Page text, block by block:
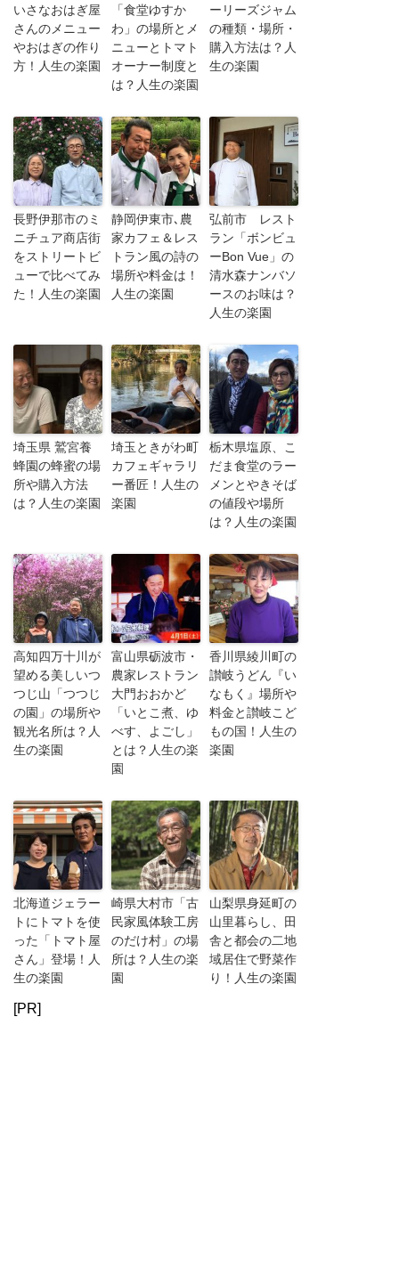
いさなおはぎ屋
さんのメニュー
やおはぎの作り
方！人生の楽園
「食堂ゆすか
わ」の場所とメ
ニューとトマト
オーナー制度と
は？人生の楽園
ーリーズジャム
の種類・場所・
購入方法は？人
生の楽園
長野伊那市のミ
ニチュア商店街
をストリートビ
ューで比べてみ
た！人生の楽園
静岡伊東市､農
家カフェ＆レス
トラン風の詩の
場所や料金は！
人生の楽園
弘前市 レスト
ラン「ボンビュ
ーBon Vue」の
清水森ナンバソ
ースのお味は？
人生の楽園
埼玉県 鷲宮養
蜂園の蜂蜜の場
所や購入方法
は？人生の楽園
埼玉ときがわ町
カフェギャラリ
ー番匠！人生の
楽園
栃木県塩原、こ
だま食堂のラー
メンとやきそば
の値段や場所
は？人生の楽園
高知四万十川が
望める美しいつ
つじ山「つつじ
の園」の場所や
観光名所は？人
生の楽園
富山県砺波市・
農家レストラン
大門おおかど
「いとこ煮、ゆ
べす、よごし」
とは？人生の楽
園
香川県綾川町の
讃岐うどん『い
なもく』場所や
料金と讃岐こど
もの国！人生の
楽園
北海道ジェラー
トにトマトを使
った「トマト屋
さん」登場！人
生の楽園
崎県大村市「古
民家風体験工房
のだけ村」の場
所は？人生の楽
園
山梨県身延町の
山里暮らし、田
舎と都会の二地
域居住で野菜作
り！人生の楽園
[PR]